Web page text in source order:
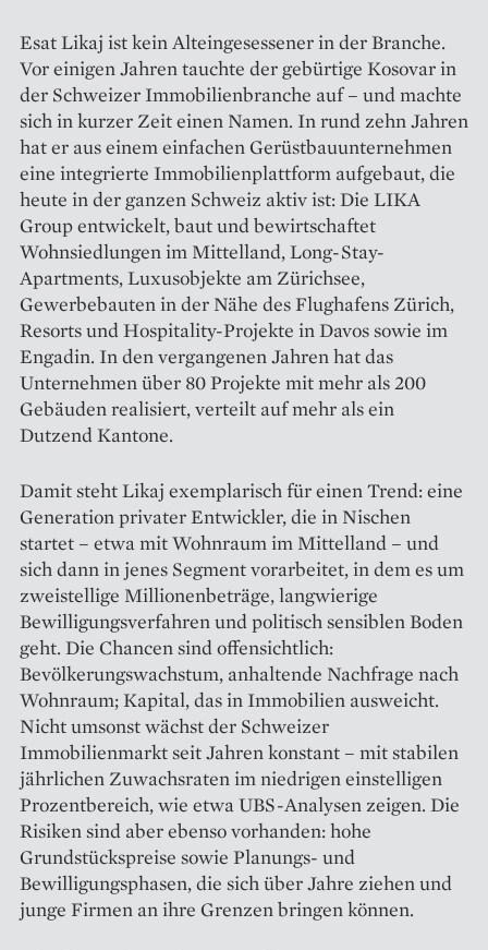
Esat Likaj ist kein Alteingesessener in der Branche.
Vor einigen Jahren tauchte der gebürtige Kosovar in
der Schweizer Immobilienbranche auf – und machte
sich in kurzer Zeit einen Namen. In rund zehn Jahren
hat er aus einem einfachen Gerüstbauunternehmen
eine integrierte Immobilienplattform aufgebaut, die
heute in der ganzen Schweiz aktiv ist: Die LIKA
Group entwickelt, baut und bewirtschaftet
Wohnsiedlungen im Mittelland, Long-Stay-
Apartments, Luxusobjekte am Zürichsee,
Gewerbebauten in der Nähe des Flughafens Zürich,
Resorts und Hospitality-Projekte in Davos sowie im
Engadin. In den vergangenen Jahren hat das
Unternehmen über 80 Projekte mit mehr als 200
Gebäuden realisiert, verteilt auf mehr als ein
Dutzend Kantone.
Damit steht Likaj exemplarisch für einen Trend: eine
Generation privater Entwickler, die in Nischen
startet – etwa mit Wohnraum im Mittelland – und
sich dann in jenes Segment vorarbeitet, in dem es um
zweistellige Millionenbeträge, langwierige
Bewilligungsverfahren und politisch sensiblen Boden
geht. Die Chancen sind offensichtlich:
Bevölkerungswachstum, anhaltende Nachfrage nach
Wohnraum; Kapital, das in Immobilien ausweicht.
Nicht umsonst wächst der Schweizer
Immobilienmarkt seit Jahren konstant – mit stabilen
jährlichen Zuwachsraten im niedrigen einstelligen
Prozentbereich, wie etwa UBS-Analysen zeigen. Die
Risiken sind aber ebenso vorhanden: hohe
Grundstückspreise sowie Planungs- und
Bewilligungsphasen, die sich über Jahre ziehen und
junge Firmen an ihre Grenzen bringen können.